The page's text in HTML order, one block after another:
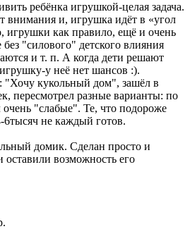
ребёнка игрушкой-целая задача.
внимания и, игрушка идёт в «угол
игрушки как правило, ещё и очень
"силового" детского влияния
и т. п. А когда дети решают
у неё нет шансов :).
"Хочу кукольный дом", зашёл в
пересмотрел разные варианты: по
очень "слабые". Те, что подороже
6тысяч не каждый готов.
домик. Сделан просто и
возможность его